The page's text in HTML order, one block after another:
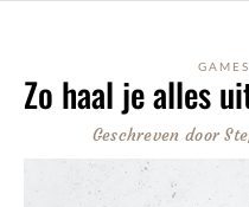
GAMES
Zo haal je alles
Geschreven door